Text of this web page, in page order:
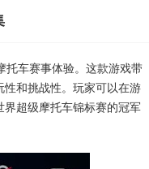
托车赛事体验。这款游戏带
和挑战性。玩家可以在游
超级摩托车锦标赛的冠军